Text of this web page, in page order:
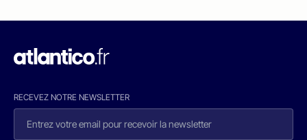
RECEVEZ NOTRE NEWSLETTER